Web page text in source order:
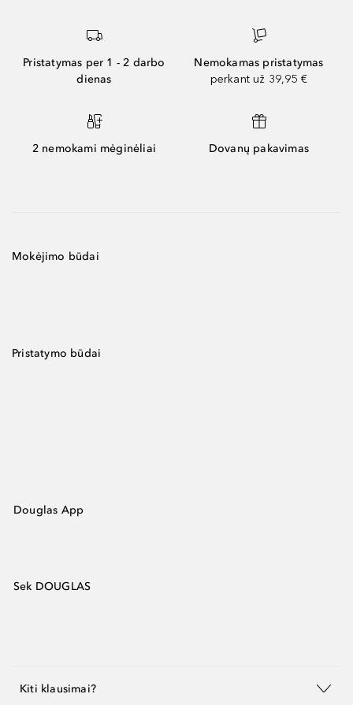
Pristatymas per 1 - 2 darbo
dienas
Nemokamas pristatymas
perkant už 39,95 €
2 nemokami mėginėliai Dovanų pakavimas
Mokėjimo būdai
Pristatymo būdai
Douglas App
Sek DOUGLAS
Kiti klausimai?